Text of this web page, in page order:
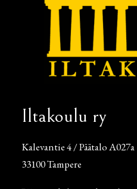
Iltakoulu ry
Kalevantie 4 / Päätalo A027a
33100 Tampere